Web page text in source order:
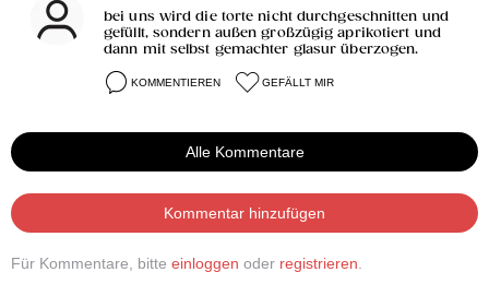
bei uns wird die torte nicht durchgeschnitten und
gefüllt, sondern außen großzügig aprikotiert und
dann mit selbst gemachter glasur überzogen.
KOMMENTIEREN GEFÄLLT MIR
Alle Kommentare
Kommentar hinzufügen
Für Kommentare, bitte einloggen oder registrieren